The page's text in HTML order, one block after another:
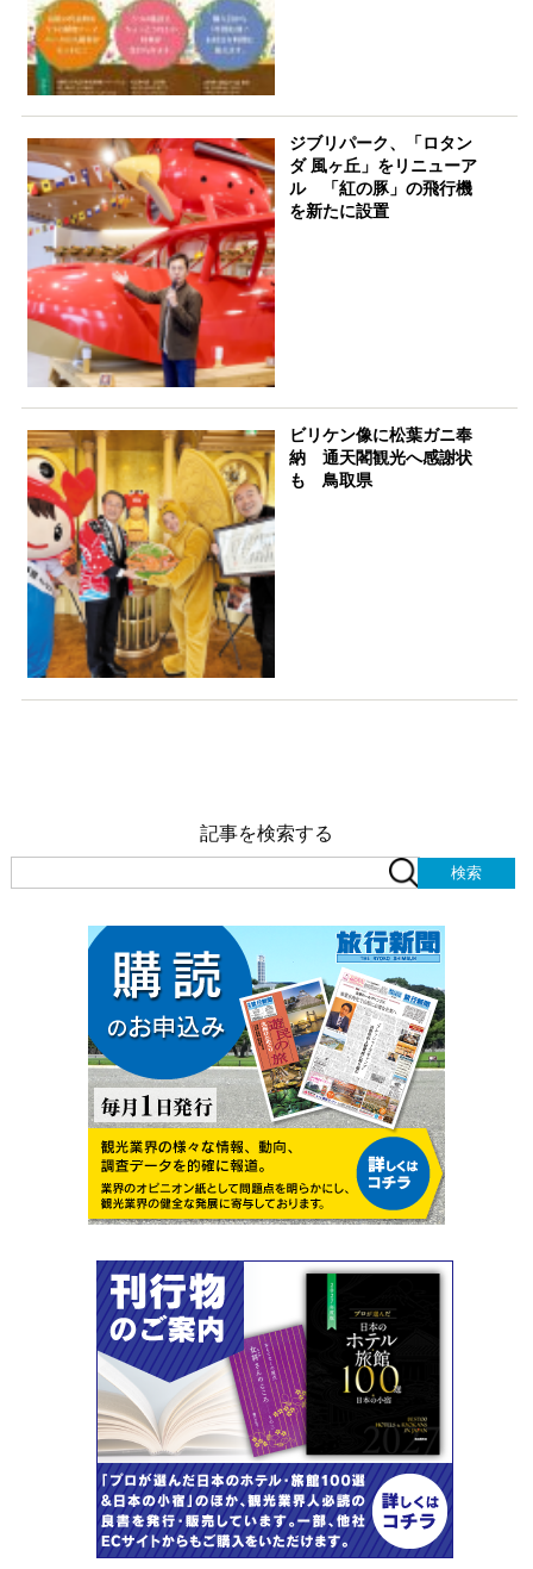
ジブリパーク、「ロタン
ダ 風ヶ丘」をリニューア
ル 「紅の豚」の飛行機
を新たに設置
ビリケン像に松葉ガニ奉
納 通天閣観光へ感謝状
も 鳥取県
記事を検索する